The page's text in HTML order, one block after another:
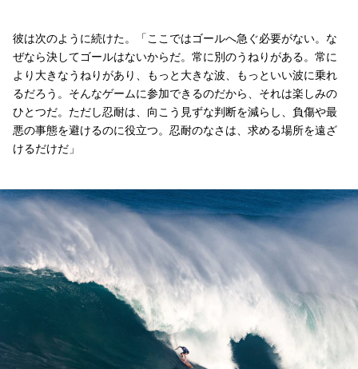
彼は次のように続けた。「ここではゴールへ急ぐ必要がない。な
ぜなら決してゴールはないからだ。常に別のうねりがある。常に
より大きなうねりがあり、もっと大きな波、もっといい波に乗れ
るだろう。そんなゲームに参加できるのだから、それは楽しみの
ひとつだ。ただし忍耐は、向こう見ずな判断を減らし、負傷や最
悪の事態を避けるのに役立つ。忍耐のなさは、求める場所を遠ざ
けるだけだ」